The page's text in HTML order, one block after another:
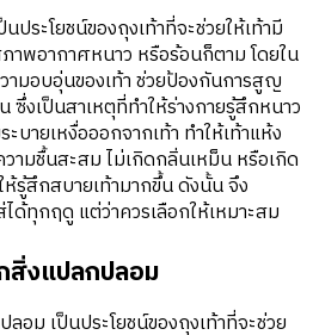
ระโยชน์ของถุงเท้าที่จะช่วยให้เท้ามี
พอากาศหนาว หรือร้อนก็ตาม โดยใน
ามอบอุ่นของเท้า ช่วยป้องกันการสูญ
ซึ่งเป็นสาเหตุที่ทำให้ร่างกายรู้สึกหนาว
บายเหงื่อออกจากเท้า ทำให้เท้าแห้ง
ามชื้นสะสม ไม่เกิดกลิ่นเหม็น หรือเกิด
รู้สึกสบายเท้ามากขึ้น ดังนั้น จึง
ด้ทุกฤดู แต่ว่าควรเลือกให้เหมาะสม
สิ่งแปลกปลอม
อม เป็นประโยชน์ของถุงเท้าที่จะช่วย